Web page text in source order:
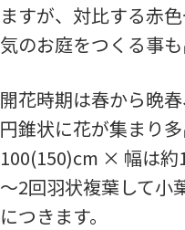
ますが、対比する赤
気のお庭をつくる事も
開花時期は春から晩
円錐状に花が集まり
100(150)cm × 幅は約
～2回羽状複葉して小
につきます。